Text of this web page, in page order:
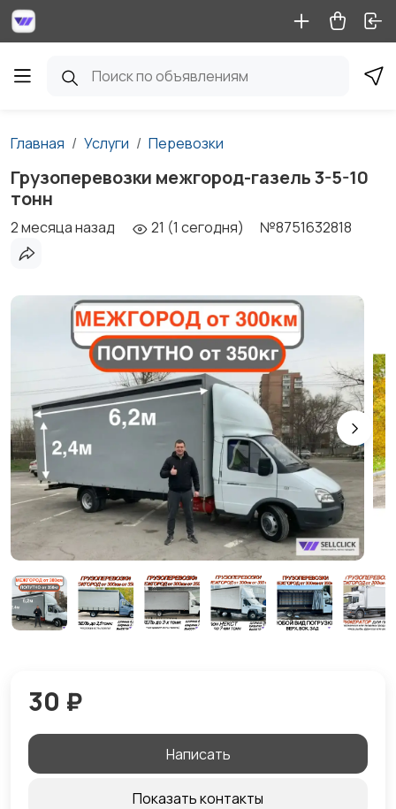
Главная Услуги Перевозки
Грузоперевозки межгород-газель 3-5-10
тонн
2 месяца назад 21 (1 сегодня) №8751632818
30 ₽
Написать
Показать контакты